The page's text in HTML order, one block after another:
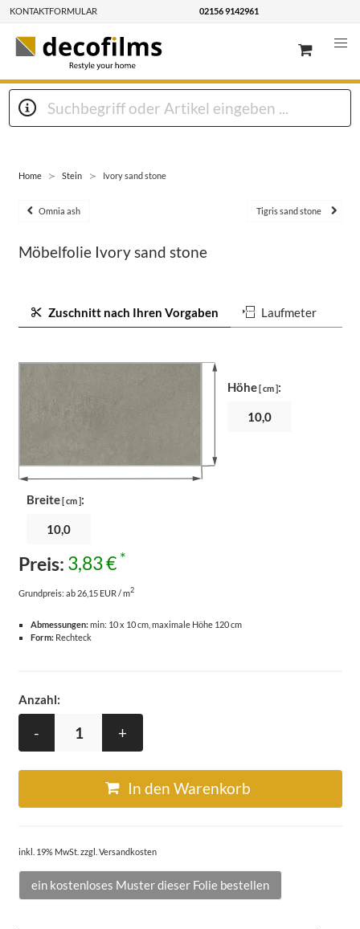
KONTAKTFORMULAR 02156 9142961
Home Stein Ivory sand stone
Omnia ash Tigris sand stone
Möbelfolie Ivory sand stone
Zuschnitt nach Ihren Vorgaben Laufmeter
Breite[ cm ]:
Höhe[ cm ]:
Preis: 3,83 € *
Grundpreis: ab 26,15 EUR / m2
Abmessungen:min: 10 x 10 cm, maximale Höhe 120 cm
Form:Rechteck
Anzahl:
- +
In den Warenkorb
inkl. 19% MwSt. zzgl. Versandkosten
ein kostenloses Muster dieser Folie bestellen